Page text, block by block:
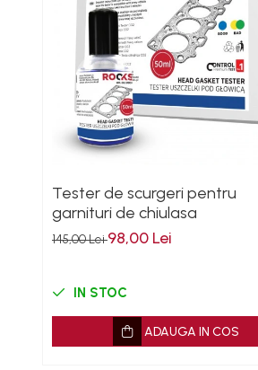
Land Rover
Tester de scurgeri pentru
garnituri de chiulasa
145,00 Lei98,00 Lei
IN STOC
ADAUGA IN COS